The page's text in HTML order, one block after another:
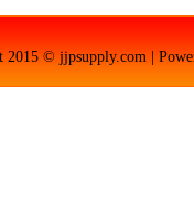
2015 © jjpsupply.com |